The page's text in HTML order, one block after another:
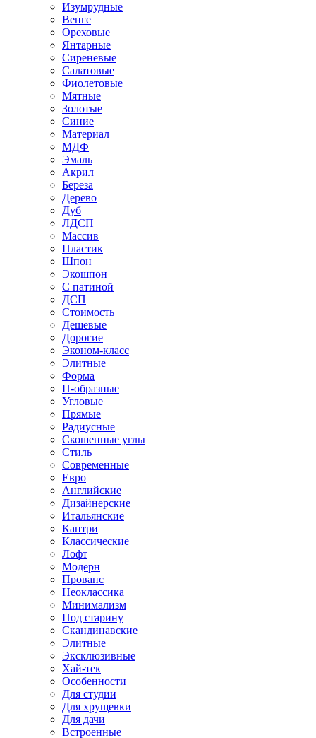
Изумрудные
Венге
Ореховые
Янтарные
Сиреневые
Салатовые
Фиолетовые
Мятные
Золотые
Синие
Материал
МДФ
Эмаль
Акрил
Береза
Дерево
Дуб
ЛДСП
Массив
Пластик
Шпон
Экошпон
С патиной
ДСП
Стоимость
Дешевые
Дорогие
Эконом-класс
Элитные
Форма
П-образные
Угловые
Прямые
Радиусные
Скошенные углы
Стиль
Современные
Евро
Английские
Дизайнерские
Итальянские
Кантри
Классические
Лофт
Модерн
Прованс
Неоклассика
Минимализм
Под старину
Скандинавские
Элитные
Эксклюзивные
Хай-тек
Особенности
Для студии
Для хрущевки
Для дачи
Встроенные